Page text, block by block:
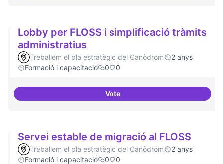
Lobby per FLOSS i simplificació tràmits
administratius
Treballem el pla estratègic del Canòdrom
2 anys
Formació i capacitació
0 0
VoteLobby per FLOSS i
Servei estable de migració al FLOSS
Treballem el pla estratègic del Canòdrom
2 anys
Formació i capacitació
0 0